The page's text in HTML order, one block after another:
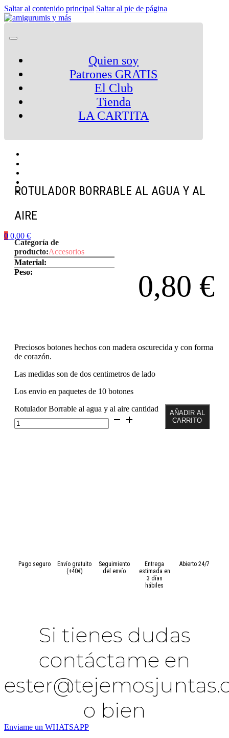
Saltar al contenido principal Saltar al pie de página
Quien soy
Patrones GRATIS
El Club
Tienda
LA CARTITA
0 0,00 €
ROTULADOR BORRABLE AL AGUA Y AL
AIRE
Categoría de
producto:Accesorios
Material:
Peso:
0,80 €
Preciosos botones hechos con madera oscurecida y con forma
de corazón.
Las medidas son de dos centimetros de lado
Los envio en paquetes de 10 botones
Rotulador Borrable al agua y al aire cantidad
AÑADIR AL
CARRITO
Pago seguro
Envío gratuito
(+40€)
Seguimiento
del envío
Entrega
estimada en
3 días
hábiles
Abierto 24/7
Si tienes dudas
contáctame en
o bien
Enviame un WHATSAPP